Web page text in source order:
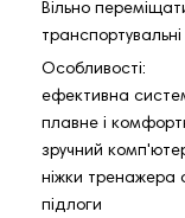
Вільно
Особливості:
ефективна
плавне і
зручний
ніжки тренажера
підлоги